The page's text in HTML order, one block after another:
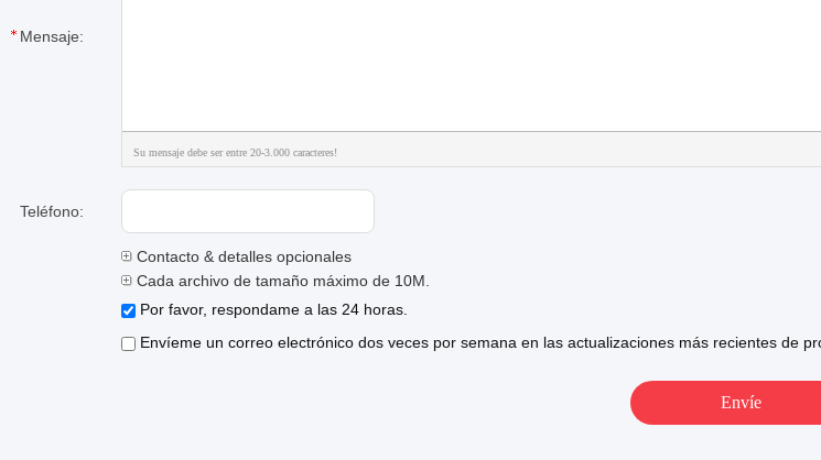
Mensaje:
Su mensaje debe ser entre 20-3.000 caracteres!
Teléfono:
Contacto & detalles opcionales
Cada archivo de tamaño máximo de 10M.
Por favor, respondame a las 24 horas.
Envíeme un correo electrónico dos veces por semana en las actualizaciones más recientes de